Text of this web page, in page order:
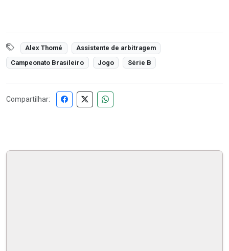
Alex Thomé
Assistente de arbitragem
Campeonato Brasileiro
Jogo Série B
Compartilhar: